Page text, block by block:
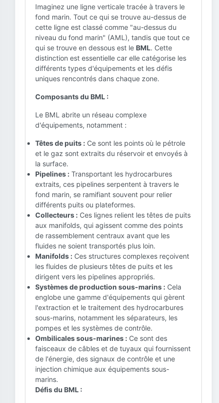
Imaginez une ligne verticale tracée à travers le
fond marin. Tout ce qui se trouve au-dessus de
cette ligne est classé comme "au-dessus du
niveau du fond marin" (AML), tandis que tout ce
qui se trouve en dessous est le BML. Cette
distinction est essentielle car elle catégorise les
différents types d'équipements et les défis
uniques rencontrés dans chaque zone.
Composants du BML :
Le BML abrite un réseau complexe
d'équipements, notamment :
Têtes de puits : Ce sont les points où le pétrole
et le gaz sont extraits du réservoir et envoyés à
la surface.
Pipelines : Transportant les hydrocarbures
extraits, ces pipelines serpentent à travers le
fond marin, se ramifiant souvent pour relier
différents puits ou plateformes.
Collecteurs : Ces lignes relient les têtes de puits
aux manifolds, qui agissent comme des points
de rassemblement centraux avant que les
fluides ne soient transportés plus loin.
Manifolds : Ces structures complexes reçoivent
les fluides de plusieurs têtes de puits et les
dirigent vers les pipelines appropriés.
Systèmes de production sous-marins : Cela
englobe une gamme d'équipements qui gèrent
l'extraction et le traitement des hydrocarbures
sous-marins, notamment les séparateurs, les
pompes et les systèmes de contrôle.
Ombilicales sous-marines : Ce sont des
faisceaux de câbles et de tuyaux qui fournissent
de l'énergie, des signaux de contrôle et une
injection chimique aux équipements sous-
marins.
Défis du BML :